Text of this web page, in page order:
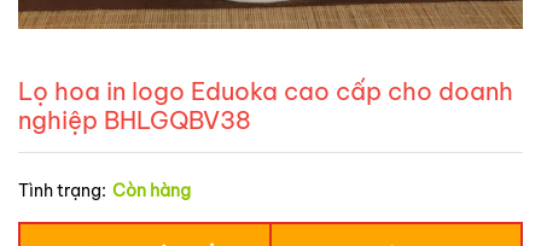
Lọ hoa in logo Eduoka cao cấp cho doanh
nghiệp BHLGQBV38
Tình trạng: Còn hàng